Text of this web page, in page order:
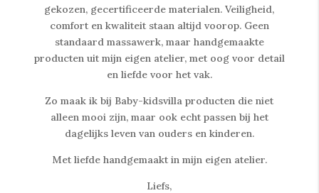
gekozen, gecertificeerde materialen. Veiligheid,
comfort en kwaliteit staan altijd voorop. Geen
standaard massawerk, maar handgemaakte
producten uit mijn eigen atelier, met oog voor detail
en liefde voor het vak.
Zo maak ik bij Baby-kidsvilla producten die niet
alleen mooi zijn, maar ook echt passen bij het
dagelijks leven van ouders en kinderen.
Met liefde handgemaakt in mijn eigen atelier.
Liefs,